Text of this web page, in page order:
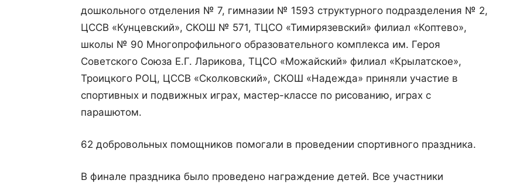
дошкольного отделения № 7, гимназии № 1593 структурного подразделения № 2,
ЦССВ «Кунцевский», СКОШ № 571, ТЦСО «Тимирязевский» филиал «Коптево»,
школы № 90 Многопрофильного образовательного комплекса им. Героя
Советского Союза Е.Г. Ларикова, ТЦСО «Можайский» филиал «Крылатское»,
Троицкого РОЦ, ЦССВ «Сколковский», СКОШ «Надежда» приняли участие в
спортивных и подвижных играх, мастер-классе по рисованию, играх с
парашютом.
62 добровольных помощников помогали в проведении спортивного праздника.
В финале праздника было проведено награждение детей. Все участники